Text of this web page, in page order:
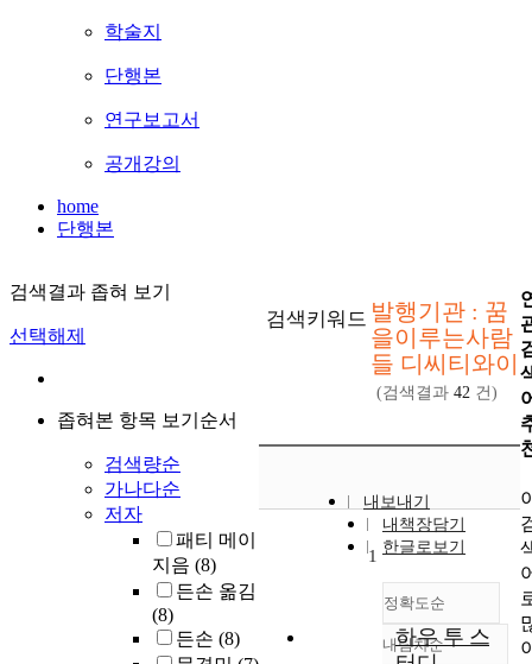
학술지
단행본
연구보고서
공개강의
home
단행본
검색결과 좁혀 보기
선택해제
좁혀본 항목 보기순서
검색량순
가나다순
저자
패티 메이
지음 (8)
든손 옮김
(8)
든손 (8)
검색키워드 발행기관 : 꿈
을이루는사람
들 디씨티와이
(검색결과 42 건)
내보내기
내책장담기
한글로보기
정확도순
정확도
내림차순
1
하우 투 스